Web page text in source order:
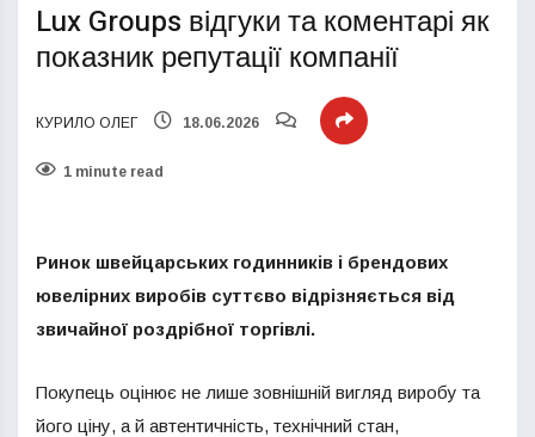
Lux Groups відгуки та коментарі як
показник репутації компанії
КУРИЛО ОЛЕГ 18.06.2026
1 minute read
Ринок швейцарських годинників і брендових
ювелірних виробів суттєво відрізняється від
звичайної роздрібної торгівлі.
Покупець оцінює не лише зовнішній вигляд виробу та
його ціну, а й автентичність, технічний стан,